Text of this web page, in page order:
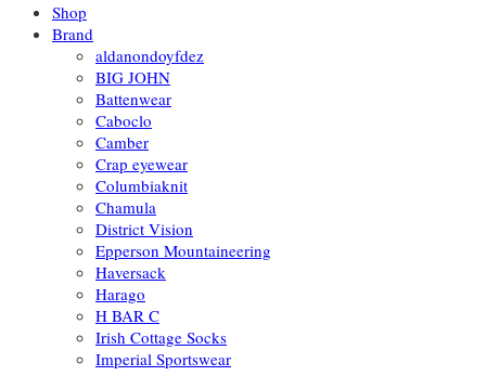
Shop
Brand
aldanondoyfdez
BIG JOHN
Battenwear
Caboclo
Camber
Crap eyewear
Columbiaknit
Chamula
District Vision
Epperson Mountaineering
Haversack
Harago
H BAR C
Irish Cottage Socks
Imperial Sportswear